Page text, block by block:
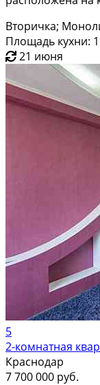
Вторичка;
Площадь кухни:
21 июня
5
2-комнатная
Краснодар
7 700 000 руб.